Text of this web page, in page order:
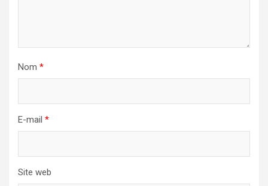
Nom *
E-mail *
Site web